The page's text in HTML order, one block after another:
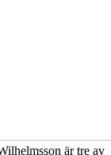
är tre av